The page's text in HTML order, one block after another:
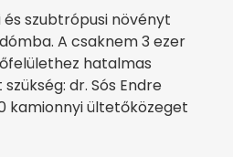
és szubtrópusi növényt
A csaknem 3 ezer
hatalmas
dr. Sós Endre
kamionnyi ültetőközeget